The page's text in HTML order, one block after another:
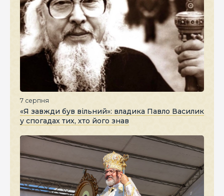
7 серпня
«Я завжди був вільний»: владика Павло Василик
у спогадах тих, хто його знав